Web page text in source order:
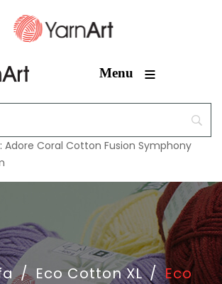
Menu ≡
Adore Coral Cotton Fusion Symphony
/ Eco Cotton XL / Eco